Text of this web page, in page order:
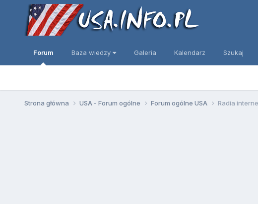
Forum Baza wiedzy Galeria Kalendarz Szukaj
Strona główna USA - Forum ogólne Forum ogólne USA Radia